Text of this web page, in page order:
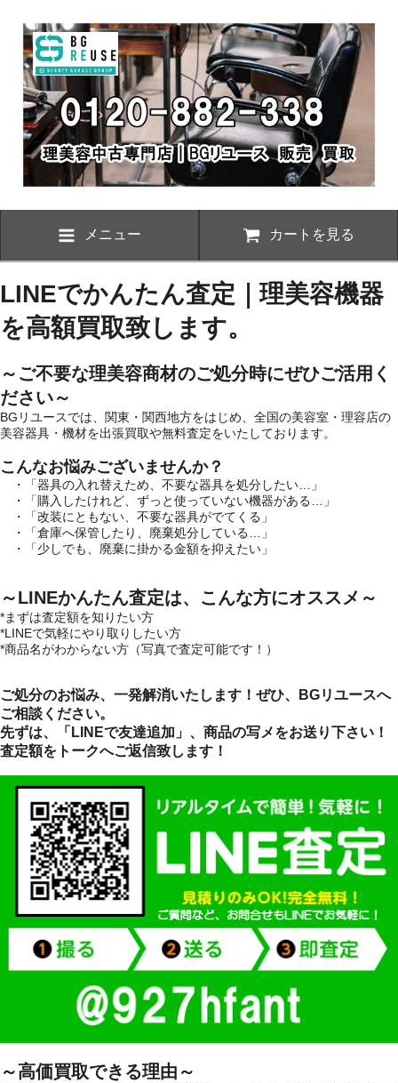
メニュー カートを見る
LINEでかんたん査定｜理美容機器
を高額買取致します。
～ご不要な理美容商材のご処分時にぜひご活用く
ださい～
BGリユースでは、関東・関西地方をはじめ、全国の美容室・理容店の
美容器具・機材を出張買取や無料査定をいたしております。
こんなお悩みございませんか？
・「器具の入れ替えため、不要な器具を処分したい…」
・「購入したけれど、ずっと使っていない機器がある…」
・「改装にともない、不要な器具がでてくる」
・「倉庫へ保管したり、廃棄処分している…」
・「少しでも、廃棄に掛かる金額を抑えたい」
～LINEかんたん査定は、こんな方にオススメ～
*まずは査定額を知りたい方
*LINEで気軽にやり取りしたい方
*商品名がわからない方（写真で査定可能です！）
ご処分のお悩み、一発解消いたします！ぜひ、BGリユースへ
ご相談ください。
先ずは、「LINEで友達追加」、商品の写メをお送り下さい！
査定額をトークへご返信致します！
～高価買取できる理由～